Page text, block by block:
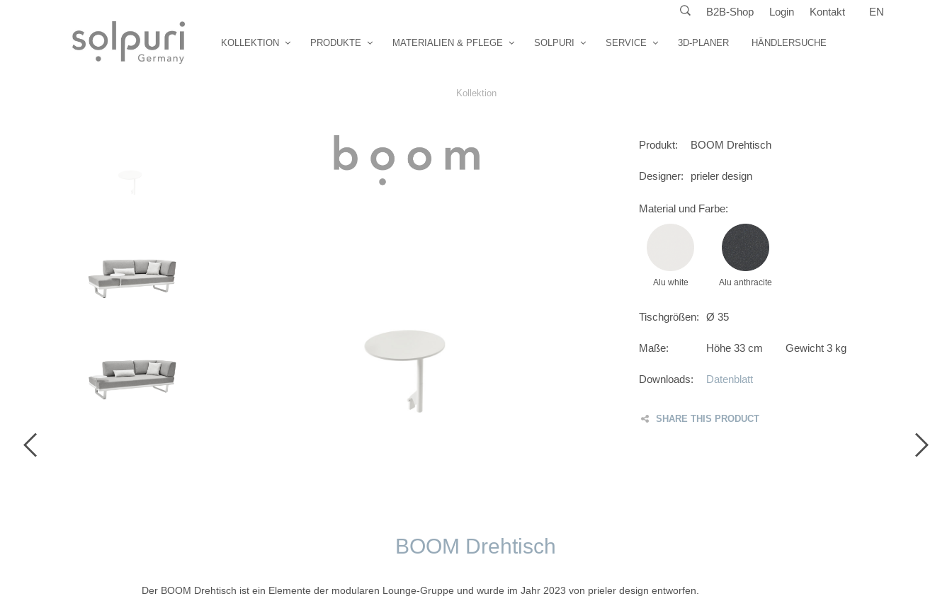
B2B-Shop Login Kontakt EN
KOLLEKTION PRODUKTE MATERIALIEN & PFLEGE SOLPURI SERVICE 3D-PLANER HÄNDLERSUCHE
Kollektion
Produkt: BOOM Drehtisch
Designer: prieler design
Material und Farbe:
Alu white Alu anthracite
Tischgrößen: Ø 35
Maße: Höhe 33 cm Gewicht 3 kg
Downloads: Datenblatt
SHARE THIS PRODUCT
BOOM Drehtisch
Der BOOM Drehtisch ist ein Elemente der modularen Lounge-Gruppe und wurde im Jahr 2023 von prieler design entworfen.